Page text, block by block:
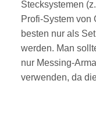
Stecksystemen
Profi-System von
besten nur als
werden. Man
nur Messing-
verwenden, da